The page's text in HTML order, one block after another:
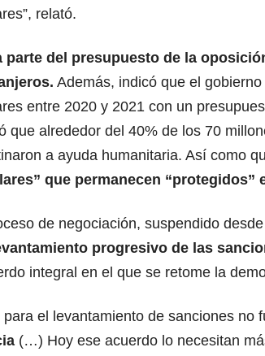
relató.
parte del presupuesto de la
Además, indicó que el
entre 2020 y 2021 con un
que alrededor del 40% de los 70
a ayuda humanitaria. Así como
que permanecen “protegidos”
de negociación, suspendido
progresivo de las
integral en el que se retome la
para el levantamiento de sanciones no
(…) Hoy ese acuerdo lo necesitan